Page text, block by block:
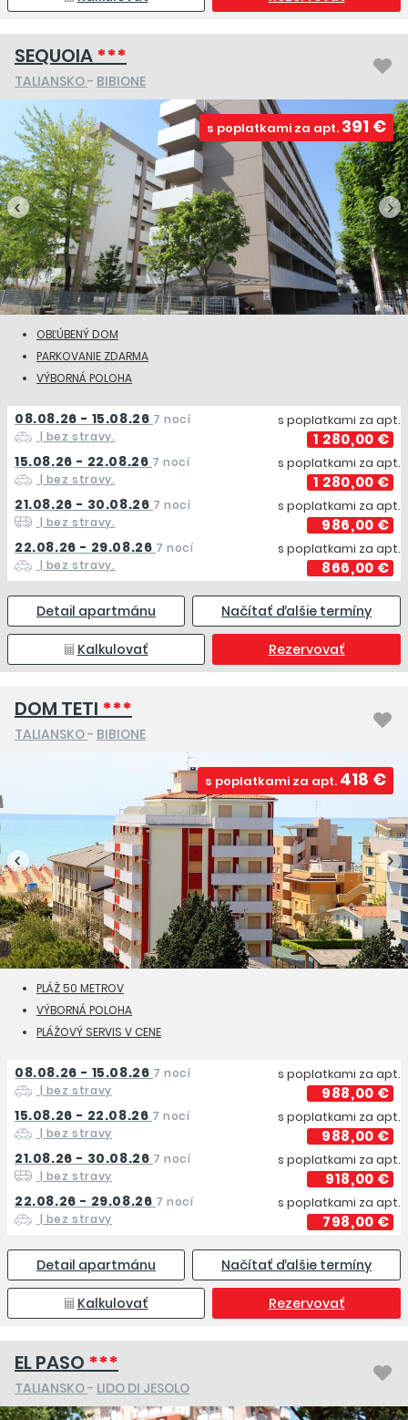
SEQUOIA***
TALIANSKO- BIBIONE
s poplatkami za apt. 391 €
OBĽÚBENÝ DOM
PARKOVANIE ZDARMA
VÝBORNÁ POLOHA
08.08.26 - 15.08.26 7 nocí
| bez stravy.
s poplatkami za apt.
1 280,00 €
15.08.26 - 22.08.26 7 nocí
| bez stravy.
s poplatkami za apt.
1 280,00 €
21.08.26 - 30.08.26 7 nocí
| bez stravy.
s poplatkami za apt.
986,00 €
22.08.26 - 29.08.26 7 nocí
| bez stravy.
s poplatkami za apt.
866,00 €
Detail apartmánu Načítať ďalšie termíny
Kalkulovať Rezervovať
DOM TETI ***
TALIANSKO- BIBIONE
s poplatkami za apt. 418 €
PLÁŽ 50 METROV
VÝBORNÁ POLOHA
PLÁŽOVÝ SERVIS V CENE
08.08.26 - 15.08.26 7 nocí
| bez stravy
s poplatkami za apt.
988,00 €
15.08.26 - 22.08.26 7 nocí
| bez stravy
s poplatkami za apt.
988,00 €
21.08.26 - 30.08.26 7 nocí
| bez stravy
s poplatkami za apt.
918,00 €
22.08.26 - 29.08.26 7 nocí
| bez stravy
s poplatkami za apt.
798,00 €
Detail apartmánu Načítať ďalšie termíny
Kalkulovať Rezervovať
EL PASO ***
TALIANSKO- LIDO DI JESOLO